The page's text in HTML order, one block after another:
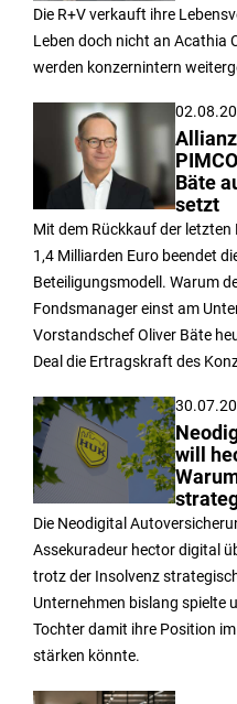
Die R+V verkauft ihre
Leben doch nicht an Acathia
werden konzernintern
Bäte
setzt
Mit dem Rückkauf der
1,4 Milliarden Euro beendet
Beteiligungsmodell. Warum
Fondsmanager einst am
Vorstandschef Oliver Bäte
Deal die Ertragskraft des
will
Die Neodigital
Assekuradeur hector digital
trotz der Insolvenz
Unternehmen bislang spielte
Tochter damit ihre Position
stärken könnte.